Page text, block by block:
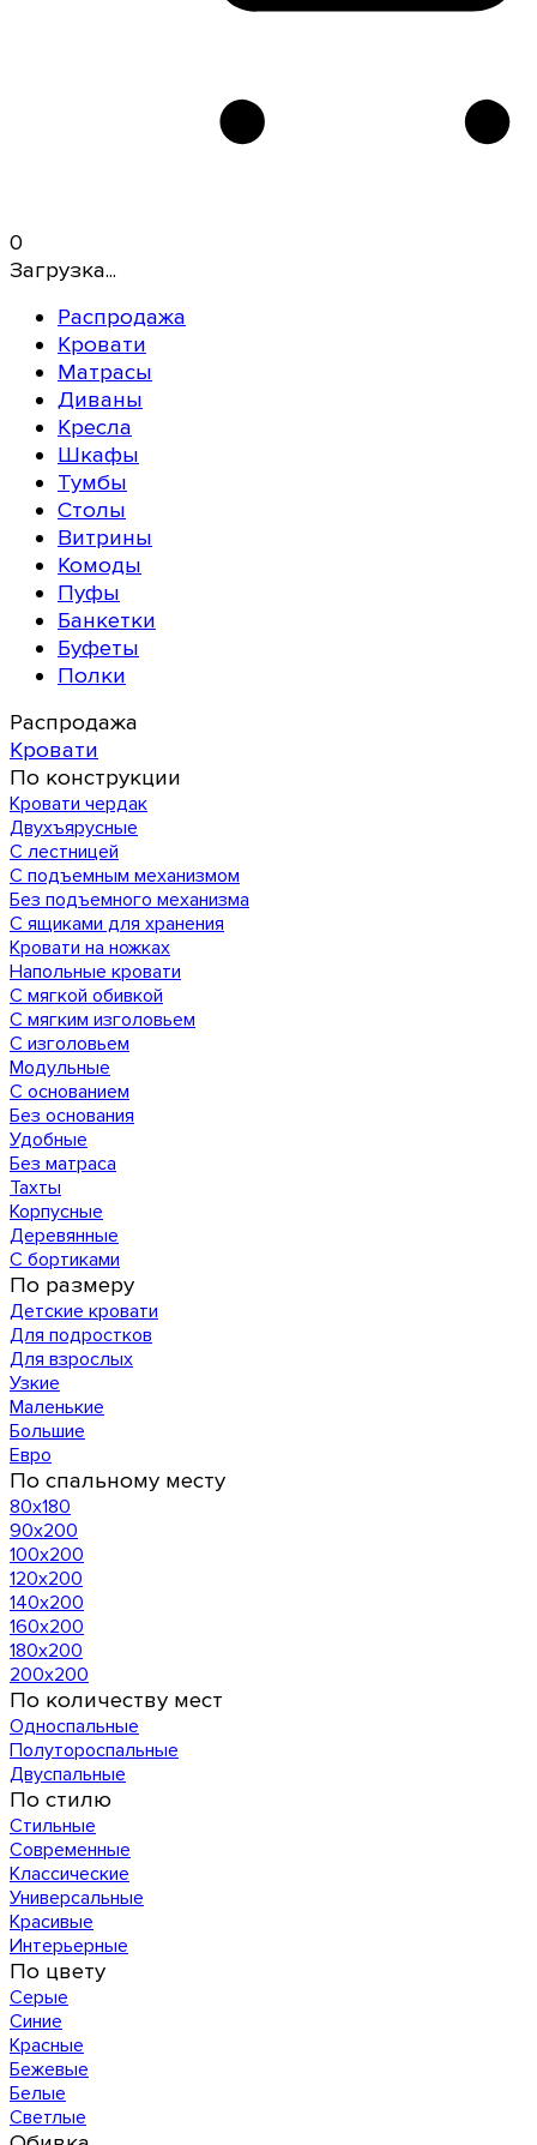
0
Загрузка...
Распродажа
Кровати
Матрасы
Диваны
Кресла
Шкафы
Тумбы
Столы
Витрины
Комоды
Пуфы
Банкетки
Буфеты
Полки
Распродажа
Кровати
По конструкции
Кровати чердак
Двухъярусные
С лестницей
С подъемным механизмом
Без подъемного механизма
С ящиками для хранения
Кровати на ножках
Напольные кровати
С мягкой обивкой
С мягким изголовьем
С изголовьем
Модульные
С основанием
Без основания
Удобные
Без матраса
Тахты
Корпусные
Деревянные
С бортиками
По размеру
Детские кровати
Для подростков
Для взрослых
Узкие
Маленькие
Большие
Евро
По спальному месту
80х180
90х200
100х200
120x200
140х200
160х200
180х200
200х200
По количеству мест
Односпальные
Полутороспальные
Двуспальные
По стилю
Стильные
Современные
Классические
Универсальные
Красивые
Интерьерные
По цвету
Серые
Синие
Красные
Бежевые
Белые
Светлые